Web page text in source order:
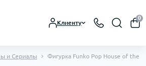
Клиенту
0
и Сериалы Фигурка Funko Pop House of the